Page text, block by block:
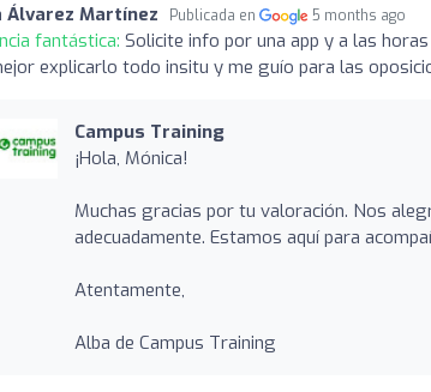
Álvarez Martínez Publicada en 5 months ago
fantástica: Solicite info por una app y a las
explicarlo todo insitu y me guío para las
Campus Training
¡Hola, Mónica!
Muchas gracias por tu valoración. Nos
adecuadamente. Estamos aquí para
Atentamente,
Alba de Campus Training